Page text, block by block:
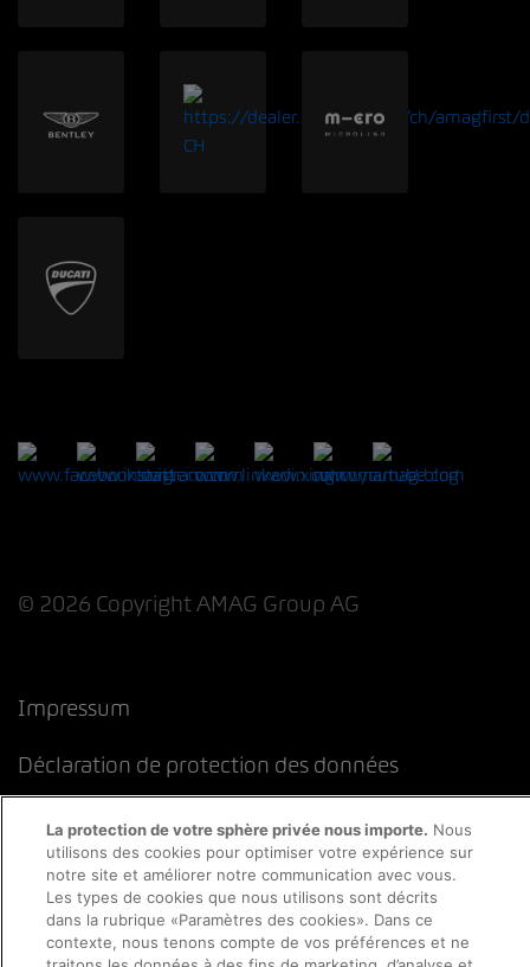
© 2026 Copyright AMAG Group AG
Impressum
Déclaration de protection des données
Directive cookies Mentions légales CFST
La protection de votre sphère privée nous importe. Nous
utilisons des cookies pour optimiser votre expérience sur
notre site et améliorer notre communication avec vous.
Les types de cookies que nous utilisons sont décrits
dans la rubrique «Paramètres des cookies». Dans ce
contexte, nous tenons compte de vos préférences et ne